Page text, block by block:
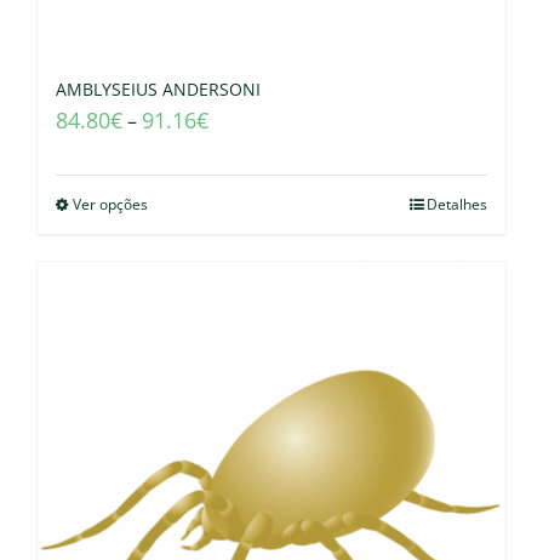
AMBLYSEIUS ANDERSONI
84.80€– 91.16€
Ver opções Detalhes